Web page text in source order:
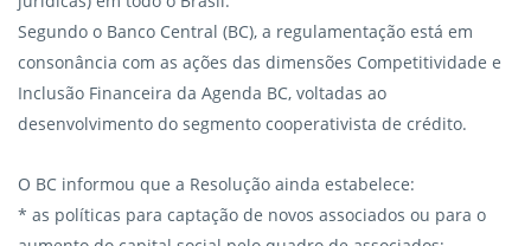
Segundo o Banco Central (BC), a regulamentação está em
consonância com as ações das dimensões Competitividade e
Inclusão Financeira da Agenda BC, voltadas ao
desenvolvimento do segmento cooperativista de crédito.
O BC informou que a Resolução ainda estabelece:
* as políticas para captação de novos associados ou para o